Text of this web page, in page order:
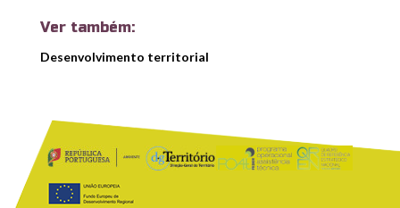
Ver também:
Desenvolvimento territorial